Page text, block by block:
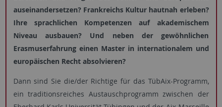
auseinandersetzen? Frankreichs Kultur hautnah erleben?
Ihre sprachlichen Kompetenzen auf akademischem
Niveau ausbauen? Und neben der gewöhnlichen
Erasmuserfahrung einen Master in internationalem und
europäischen Recht absolvieren?
Dann sind Sie die/der Richtige für das TübAix-Programm,
ein traditionsreiches Austauschprogramm zwischen der